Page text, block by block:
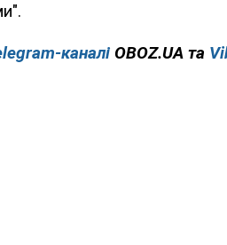
каналі OBOZ.UA та